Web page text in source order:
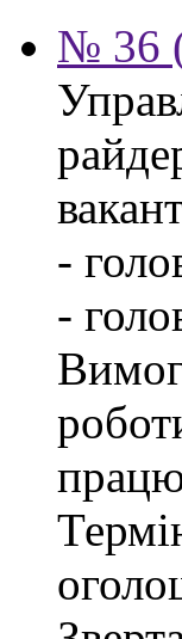
№ 36
-
-